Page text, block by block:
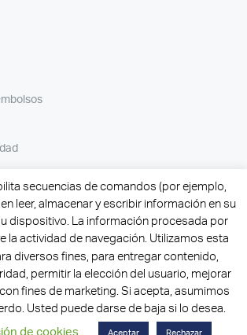
secuencias de comandos (por ejemplo,
leer, almacenar y escribir información en su
dispositivo. La información procesada por
la actividad de navegación. Utilizamos esta
diversos fines, para entregar contenido,
permitir la elección del usuario, mejorar
fines de marketing. Si acepta, asumimos
Usted puede darse de baja si lo desea.
de cookies
Aceptar Rechazar